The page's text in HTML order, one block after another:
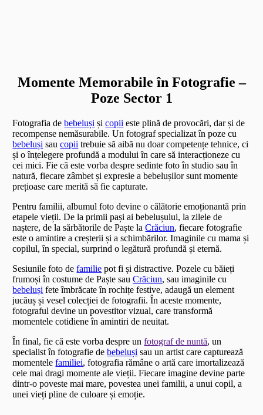
Momente Memorabile în Fotografie –
Poze Sector 1
Fotografia debebeluși șicopii este plină de provocări, dar și de
recompense nemăsurabile. Un fotograf specializat în poze cu
bebeluși saucopii trebuie să aibă nu doar competențe tehnice, ci
și o înțelegere profundă a modului în care să interacționeze cu
cei mici. Fie că este vorba despre sedinte foto în studio sau în
natură, fiecare zâmbet și expresie a bebelușilor sunt momente
prețioase care merită să fie capturate.
Pentru familii, albumul foto devine o călătorie emoționantă prin
etapele vieții. De la primii pași ai bebelușului, la zilele de
naștere, de la sărbătorile de Paște laCrăciun, fiecare fotografie
este o amintire a creșterii și a schimbărilor. Imaginile cu mama și
copilul, în special, surprind o legătură profundă și eternă.
Sesiunile foto defamilie pot fi și distractive. Pozele cu băieți
frumoși în costume de Paște sauCrăciun, sau imaginile cu
bebeluși fete îmbrăcate în rochițe festive, adaugă un element
jucăuș și vesel colecției de fotografii. În aceste momente,
fotograful devine un povestitor vizual, care transformă
momentele cotidiene în amintiri de neuitat.
În final, fie că este vorba despre unfotograf de nuntă, un
specialist în fotografie debebeluși sau un artist care capturează
momentelefamiliei, fotografia rămâne o artă care imortalizează
cele mai dragi momente ale vieții. Fiecare imagine devine parte
dintr-o poveste mai mare, povestea unei familii, a unui copil, a
unei vieți pline de culoare și emoție.